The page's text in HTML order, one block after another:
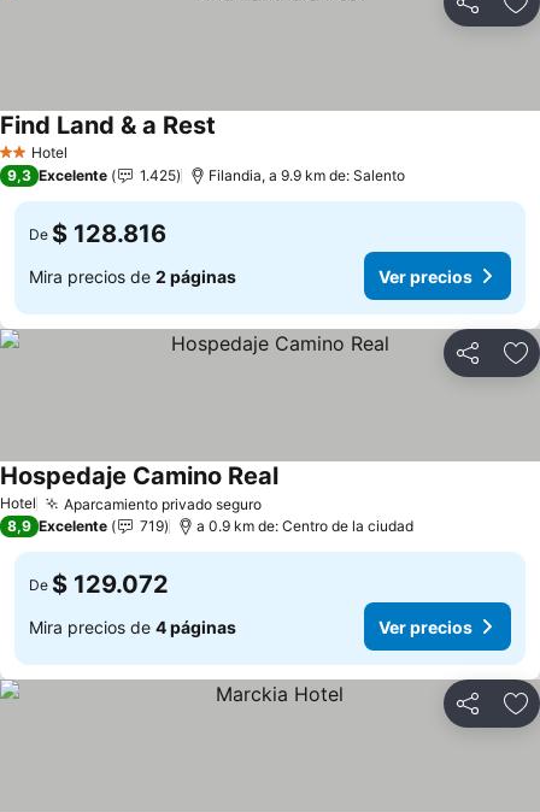
Compartir
2 Estrellas
Hotel
Find Land & a Rest
9,3 Excelente 1.425 Filandia, a 9.9 km de: Salento
De $ 128.816
Mira precios de 2 páginas Ver precios
Compartir
Hotel Aparcamiento privado seguro
Hospedaje Camino Real
8,9 Excelente 719 a 0.9 km de: Centro de la ciudad
De $ 129.072
Mira precios de 4 páginas Ver precios
Compartir